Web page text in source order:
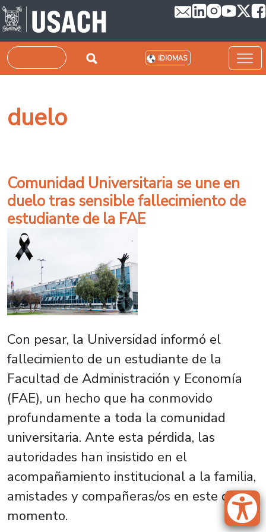
Pasar al contenido principal
Buscar IDIOMAS
duelo
Comunidad Universitaria se une en
duelo tras sensible fallecimiento de
estudiante de la FAE
Con pesar, la Universidad informó el
fallecimiento de un estudiante de la
Facultad de Administración y Economía
(FAE), un hecho que ha conmovido
profundamente a toda la comunidad
universitaria. Ante esta pérdida, las
autoridades han insistido en el
acompañamiento institucional a la familia,
amistades y compañeras/os en este difícil
momento.